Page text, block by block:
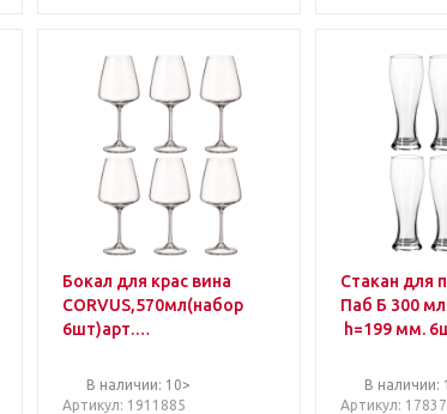
Бокал для крас вина
CORVUS,570мл(набор
6шт)арт.
664В наличии: 10>
Артикул: 1911885
Стакан для
Паб Б 300
h=199 мм.
В наличии:
Артикул: